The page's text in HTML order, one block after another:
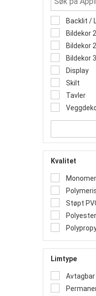
Backlit /
Bildekor
Bildekor
Bildekor
Display
Skilt
Tavler
Kvalitet
Støpt
Limtype
Avtagbar